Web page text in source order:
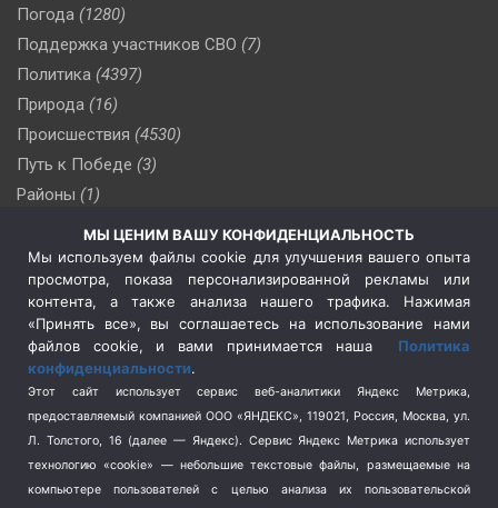
Погода (1280)
Поддержка участников СВО (7)
Политика (4397)
Природа (16)
Происшествия (4530)
Путь к Победе (3)
Районы (1)
(510)
Сельское хозяйство (3)
Социальная политика
(3)
Спецоперация в Украине
Спецоперация на Украине
(404)
Спорт (740)
Терроризм (1)
Транспорт (262)
Туризм (178)
МЫ ЦЕНИМ ВАШУ КОНФИДЕНЦИАЛЬНОСТЬ
Мы используем файлы cookie для улучшения вашего опыта
просмотра, показа персонализированной рекламы или
контента, а также анализа нашего трафика. Нажимая
«Принять все», вы соглашаетесь на использование нами
файлов cookie, и вами принимается наша Политика
конфиденциальности.
Этот сайт использует сервис веб-аналитики Яндекс Метрика,
предоставляемый компанией ООО «ЯНДЕКС», 119021, Россия, Москва, ул.
Л. Толстого, 16 (далее — Яндекс). Сервис Яндекс Метрика использует
технологию «cookie» — небольшие текстовые файлы, размещаемые на
компьютере пользователей с целью анализа их пользовательской